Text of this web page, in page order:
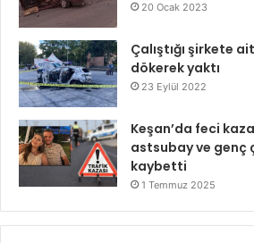
20 Ocak 2023
Çalıştığı şirkete
dökerek yaktı
23 Eylül 2022
Keşan’da feci
astsubay ve genç
kaybetti
1 Temmuz 2025